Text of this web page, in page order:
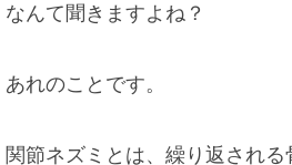
なんて聞きますよね？
あれのことです。
関節ネズミとは、繰り返され